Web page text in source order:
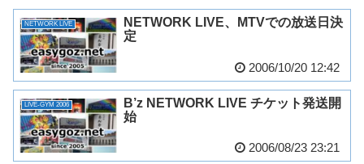
NETWORK LIVE
NETWORK LIVE、MTVでの放送日決
定
2006/10/20 12:42
LIVE-GYM 2006
B’z NETWORK LIVE チケット発送開
始
2006/08/23 23:21